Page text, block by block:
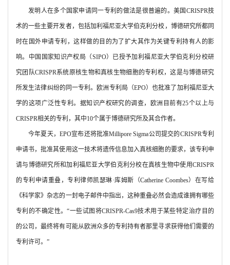
发明人在多个国家申请同一专利的做法是很普遍的。美国 CRISPR技
术的一些主要开发者，包括加利福尼亚大学伯克利分校，博德研究所都同
时在国外申请专利，这样做的目的为了扩大其作为关键专利持有人的影
响。中国国家知识产权局（SIPO）已授予加利福尼亚大学伯克利分校研
究团队CRISPR系统原核生物和真核生物细胞的专利权，这是与博德研究
所发生法律纠纷的同一专利。欧洲专利局（EPO）也批准了加利福尼亚大
学的这项广泛性专利。据知识产权研究的调查，欧洲目前有25个以上与
CRISPR相关的专利，其中10个属于博德研究所及其合作者。
今年夏天， EPO宣布还将批准Millipore Sigma公司提交的CRISPR专利
申请书，批准其使用这一技术将遗传信息加入真核细胞的要求，该专利申
请与博德研究所和加利福尼亚大学伯克利分校在真核生物中使用CRISPR
的专利申请重叠，专利律师凯瑟琳·库姆斯（Catherine Coombes）在写给
《科学家》杂志的一封电子邮件中指出，这种重叠必然会造成谁拥有哪些
专利的不确定性。“一些试图将CRISPR-Cas9技术用于某些特定治疗目的
的公司，最终将有可能从欧洲众多的专利持有者那里寻求获得他们需要的
专利许可。”